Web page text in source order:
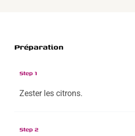
Préparation
Step 1
Zester les citrons.
Step 2